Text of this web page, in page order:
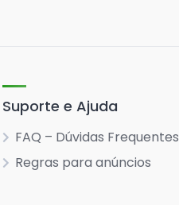
Suporte e Ajuda
FAQ – Dúvidas Frequentes
Regras para anúncios